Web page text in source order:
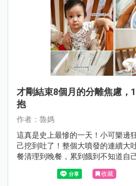
才剛結束8個月的分離焦慮，
抱
作者：魯媽
這真是史上最慘的一天！小可樂邊
己挖到吐了！整個大噴發的連續大
餐清理到晚餐，累到餓到不知道自
收藏